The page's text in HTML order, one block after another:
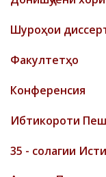
Шyроҳои
Факултетҳо
Конференсия
Ибтикороти
35 - солагии